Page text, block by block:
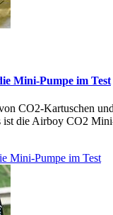
Mini-Pumpe im Test
CO2-Kartuschen
ist die Airboy CO2
Mini-Pumpe im Test